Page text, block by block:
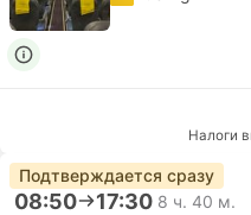
Налоги
Подтверждается сразу
08:50 17:30 8 ч. 40 м.